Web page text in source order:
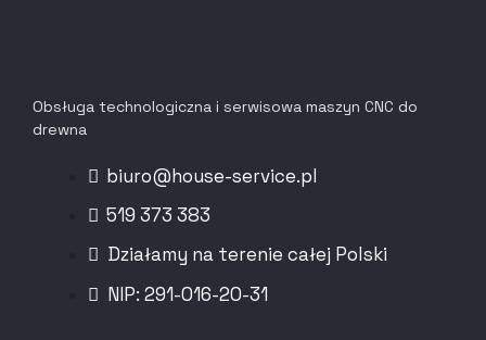
Obsługa technologiczna i serwisowa maszyn CNC do
drewna
biuro@house-service.pl
519 373 383
Działamy na terenie całej Polski
NIP: 291-016-20-31​